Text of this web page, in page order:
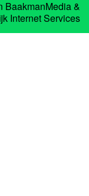
BaakmanMedia&
Internet Services